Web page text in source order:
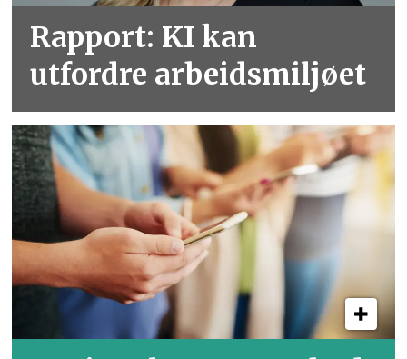
Rapport: KI kan
utfordre arbeidsmiljøet